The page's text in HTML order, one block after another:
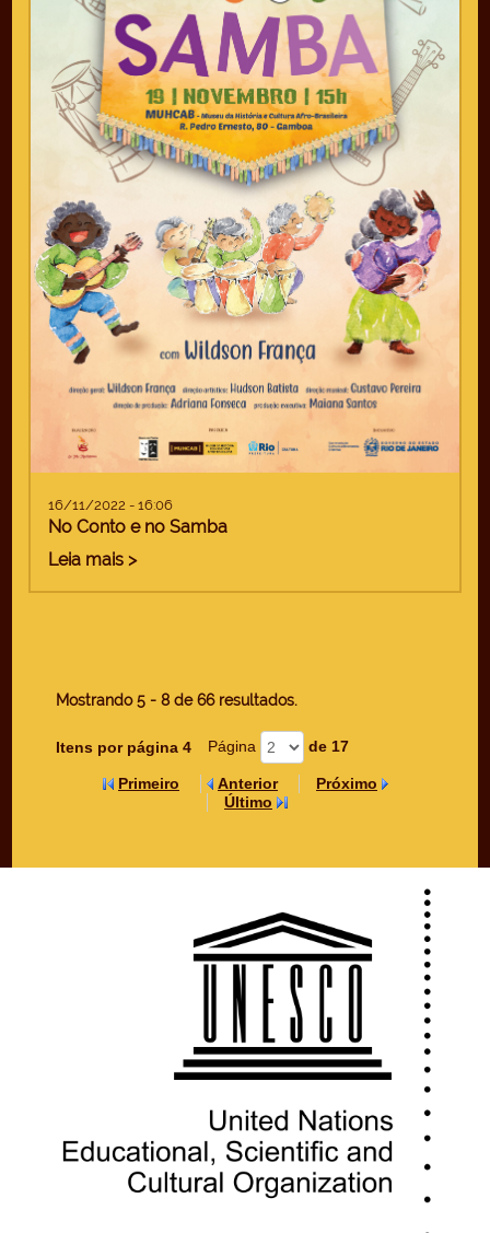
16/11/2022 - 16:06
No Conto e no Samba
Leia mais >
Mostrando 5 - 8 de 66 resultados.
Itens por página 4 Página
(Mudar o valor deste campo
provocará o recarregamento da
página.)
de 17
Primeiro Anterior
Próximo
Último